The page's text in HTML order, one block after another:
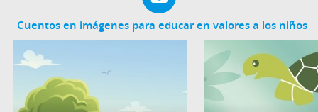
Cuentos en imágenes para educar en valores a los niños